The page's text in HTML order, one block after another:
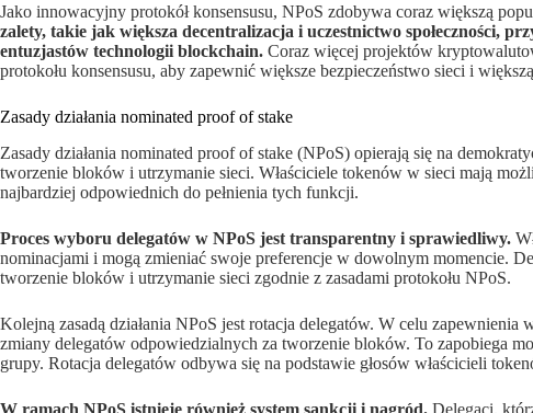
Jako innowacyjny protokół konsensusu, NPoS zdobywa coraz większą
zalety, takie jak większa decentralizacja i uczestnictwo społeczności,
entuzjastów technologii blockchain. Coraz więcej projektów
protokołu konsensusu, aby zapewnić większe bezpieczeństwo sieci i
Zasady działania nominated proof of stake
Zasady działania nominated proof of stake (NPoS) opierają się na
tworzenie bloków i utrzymanie sieci. Właściciele tokenów w sieci mają
najbardziej odpowiednich do pełnienia tych funkcji.
Proces wyboru delegatów w NPoS jest transparentny i sprawiedliwy.
nominacjami i mogą zmieniać swoje preferencje w dowolnym momencie.
tworzenie bloków i utrzymanie sieci zgodnie z zasadami protokołu NPoS.
Kolejną zasadą działania NPoS jest rotacja delegatów. W celu
zmiany delegatów odpowiedzialnych za tworzenie bloków. To zapobiega
grupy. Rotacja delegatów odbywa się na podstawie głosów właścicieli
W ramach NPoS istnieje również system sankcji i nagród. Delegaci,